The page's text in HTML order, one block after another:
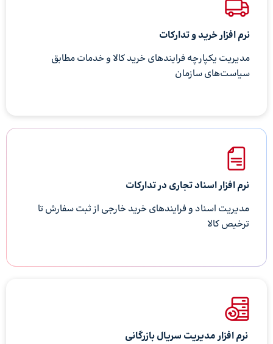
نرم‌ افزار خرید و تدارکات
مدیریت یکپارچه فرایندهای خرید کالا و خدمات مطابق
سیاست‌های سازمان
نرم افزار اسناد تجاری در تدارکات
مدیریت اسناد و فرایندهای خرید خارجی از ثبت سفارش تا
ترخیص کالا
نرم افزار مدیریت سریال بازرگانی